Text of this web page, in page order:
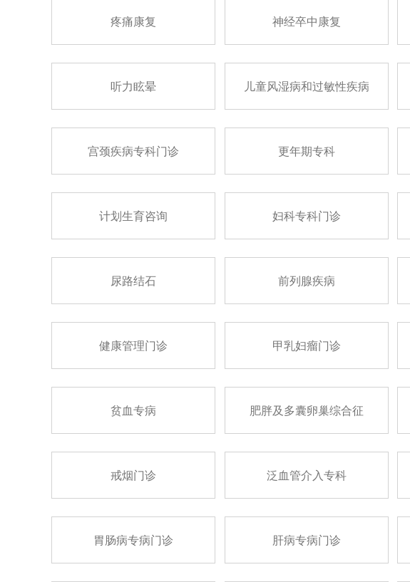
疼痛康复 神经卒中康复
听力眩晕 儿童风湿病和过敏性疾病
宫颈疾病专科门诊 更年期专科
计划生育咨询 妇科专科门诊
尿路结石 前列腺疾病
健康管理门诊 甲乳妇瘤门诊
贫血专病 肥胖及多囊卵巢综合征
戒烟门诊 泛血管介入专科
胃肠病专病门诊 肝病专病门诊